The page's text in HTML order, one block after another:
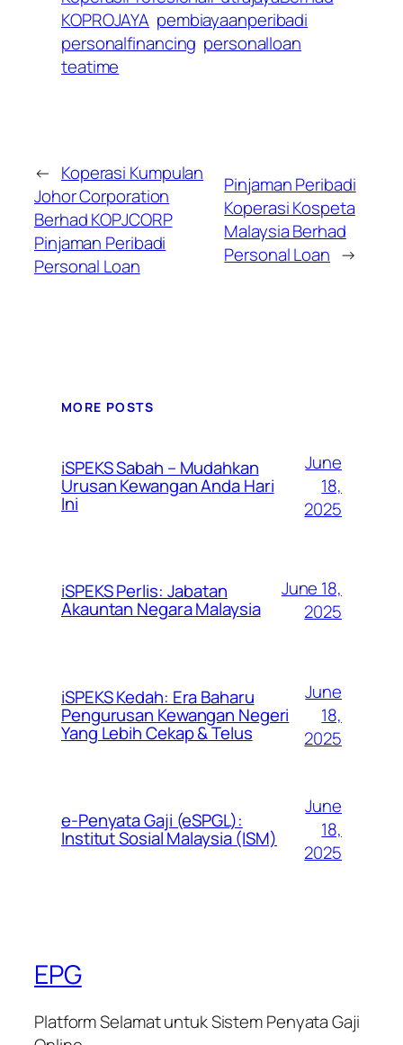
KOPROJAYA pembiayaanperibadi
personalfinancing personalloan
teatime
← Koperasi Kumpulan
Johor Corporation
Berhad KOPJCORP
Pinjaman Peribadi
Personal Loan
Pinjaman Peribadi
Koperasi Kospeta
Malaysia Berhad
Personal Loan →
MORE POSTS
iSPEKS Sabah – Mudahkan
Urusan Kewangan Anda Hari
Ini
June
18,
2025
iSPEKS Perlis: Jabatan
Akauntan Negara Malaysia
June 18,
2025
iSPEKS Kedah: Era Baharu
Pengurusan Kewangan Negeri
Yang Lebih Cekap & Telus
June
18,
2025
e-Penyata Gaji (eSPGL):
Institut Sosial Malaysia (ISM)
June
18,
2025
EPG
Platform Selamat untuk Sistem Penyata Gaji